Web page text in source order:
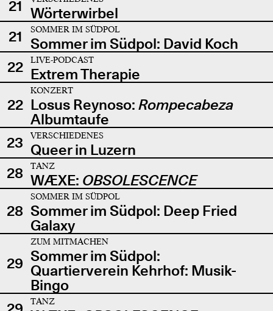
21 Wörterwirbel
21
SOMMER IM SÜDPOL
Sommer im Südpol: David Koch
22
LIVE-PODCAST
Extrem Therapie
22
KONZERT
Losus Reynoso: Rompecabeza
Albumtaufe
23
VERSCHIEDENES
Queer in Luzern
28
TANZ
WÆXE: OBSOLESCENCE
28
SOMMER IM SÜDPOL
Sommer im Südpol: Deep Fried
Galaxy
29
ZUM MITMACHEN
Sommer im Südpol:
Quartierverein Kehrhof: Musik-
Bingo
TANZ